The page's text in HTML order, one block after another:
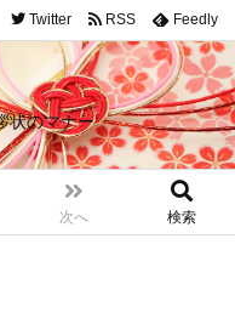
状のマナー
次へ 検索
Twitter RSS Feedly